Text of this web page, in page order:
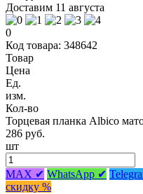
Доставим 11 августа
0
Код товара: 348642
Товар
Цена
Ед.
изм.
Кол-во
Торцевая планка Albico
286 руб.
шт
MAX ✔ WhatsApp ✔
скидку %